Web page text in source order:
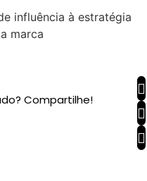
Compartilhe!